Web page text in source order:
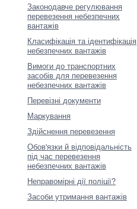
Законодавче регулювання
перевезення небезпечних
вантажів
Класифікація та ідентифікація
небезпечних вантажів
Вимоги до транспортних
засобів для перевезення
небезпечних вантажів
Перевізні документи
Маркування
Здійснення перевезення
Обов'язки й відповідальність
під час перевезення
небезпечних вантажів
Неправомірні дії поліції?
Засоби утримання вантажів